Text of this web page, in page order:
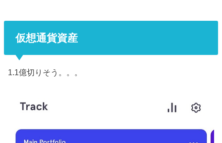
仮想通貨資産
1.1億切りそう。。。